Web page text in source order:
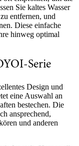
Sie kaltes Wasser
entfernen, und
Diese einfache
hinweg optimal
Serie
Design und
eine Auswahl an
bestechen. Die
ansprechend,
und anderen